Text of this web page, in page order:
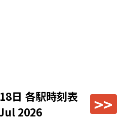
日 各駅時刻表
2026
>>